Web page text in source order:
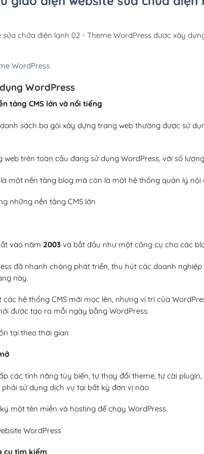
sửa chữa điện lạnh 02 - Theme WordPress được xây
WordPress
WordPress
tảng CMS lớn và nổi tiếng
sách ba gói xây dựng trang web thường được sử
trên toàn cầu đang sử dụng WordPress, với số
một nền tảng blog mà còn là một hệ thống quản lý nội
những nền tảng CMS lớn
vào năm 2003và bắt đầu như một công cụ cho các
đã nhanh chóng phát triển, thu hút các doanh
này.
hệ thống CMS mới mọc lên, nhưng vị trí của
được tạo ra mỗi ngày bằng WordPress.
tại theo thời gian
các tính năng tùy biến, tự thay đổi theme, tự cài
sử dụng dịch vụ tại bất kỳ đơn vị nào.
một tên miền và hosting để chạy WordPress.
WordPress
cụ tìm kiếm